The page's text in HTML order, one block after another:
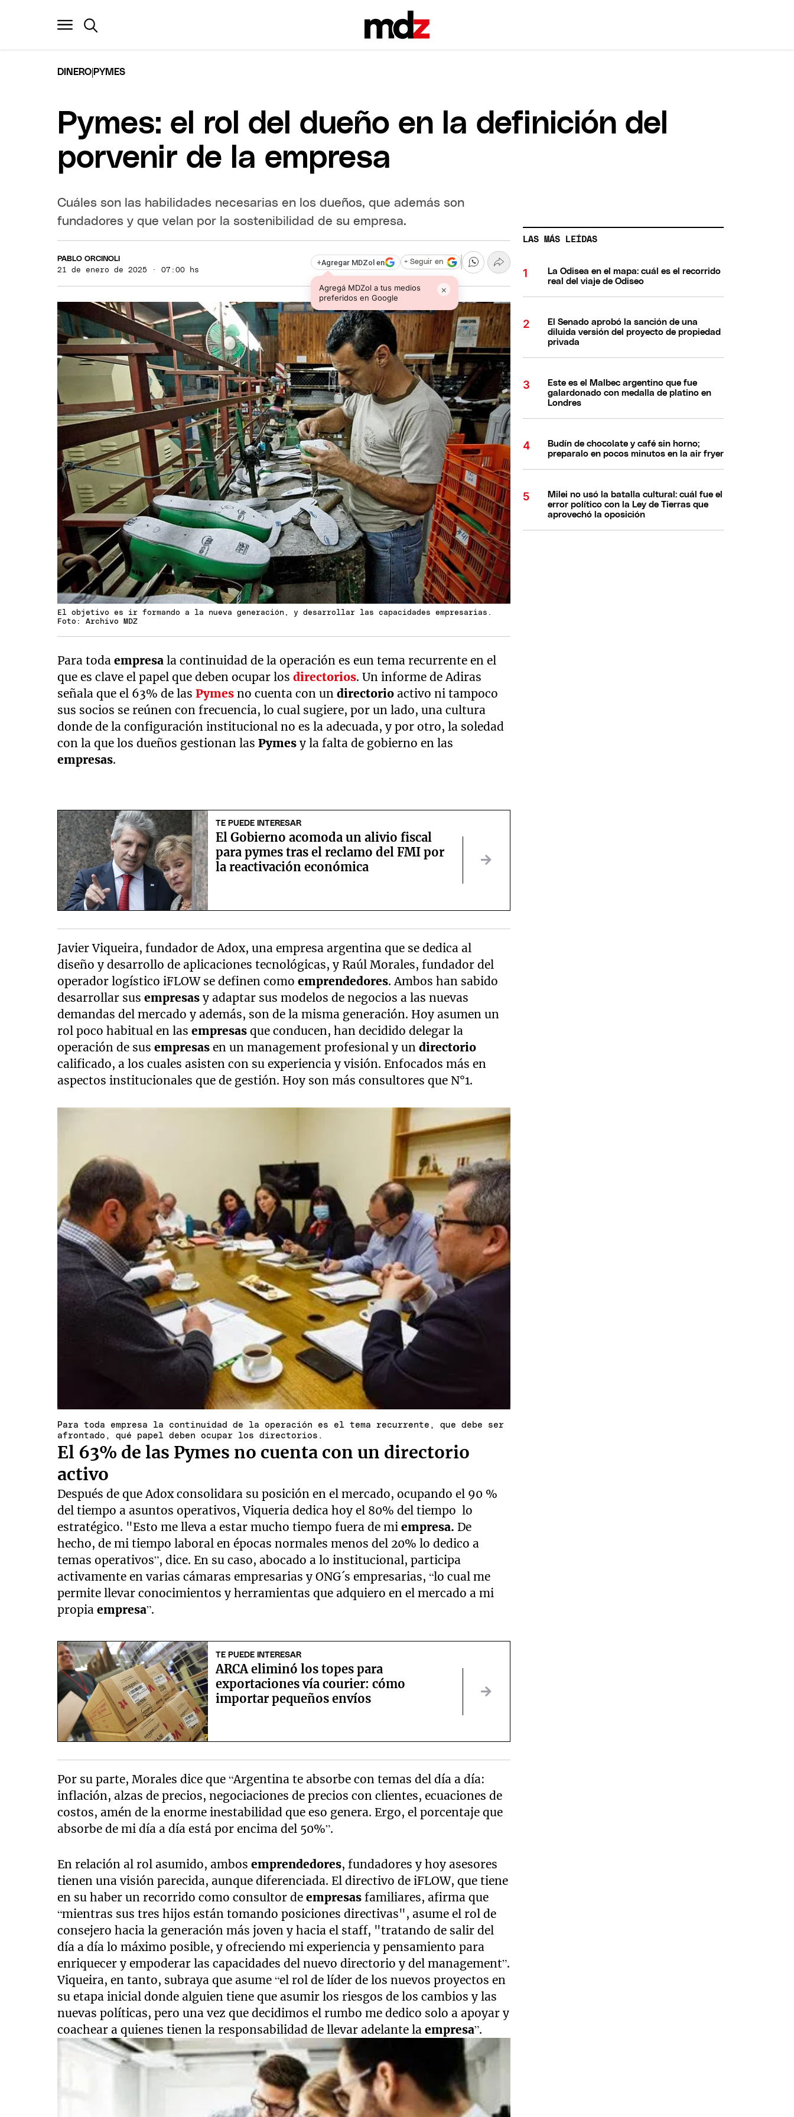
DINERO PYMES
Pymes: el rol del dueño en la definición del
porvenir de la empresa
Cuáles son las habilidades necesarias en los dueños, que además son
fundadores y que velan por la sostenibilidad de su empresa.
PABLO ORCINOLI
21 de enero de 2025 · 07:00 hs
+Agregar MDZol en
Agregá MDZol a tus medios
preferidos en Google
×
+ Seguir en
El objetivo es ir formando a la nueva generación, y desarrollar las capacidades empresarias.
Foto: Archivo MDZ
Para todaempresala continuidad de la operación es eun tema recurrente en el
que es clave el papel que deben ocupar losdirectorios. Un informe de Adiras
señala que el 63% de lasPymes no cuenta con undirectorioactivo ni tampoco
sus socios se reúnen con frecuencia, lo cual sugiere, por un lado, una cultura
donde de la configuración institucional no es la adecuada, y por otro, la soledad
con la que los dueños gestionan lasPymesy la falta de gobierno en las
empresas.
TE PUEDE INTERESAR
El Gobierno acomoda un alivio fiscal
para pymes tras el reclamo del FMI por
la reactivación económica
Javier Viqueira, fundador de Adox, una empresa argentina que se dedica al
diseño y desarrollo de aplicaciones tecnológicas, y Raúl Morales, fundador del
operador logístico iFLOW se definen comoemprendedores. Ambos han sabido
desarrollar susempresasy adaptar sus modelos de negocios a las nuevas
demandas del mercado y además, son de la misma generación. Hoy asumen un
rol poco habitual en lasempresasque conducen, han decidido delegar la
operación de susempresasen un management profesional y undirectorio
calificado, a los cuales asisten con su experiencia y visión. Enfocados más en
aspectos institucionales que de gestión. Hoy son más consultores que N°1.
Para toda empresa la continuidad de la operación es el tema recurrente, que debe ser
afrontado, qué papel deben ocupar los directorios.
El 63% de las Pymes no cuenta con un directorio
activo
Después de que Adox consolidara su posición en el mercado, ocupando el 90 %
del tiempo a asuntos operativos, Viqueria dedica hoy el 80% del tiempo lo
estratégico. "Esto me lleva a estar mucho tiempo fuera de miempresa. De
hecho, de mi tiempo laboral en épocas normales menos del 20% lo dedico a
temas operativos”, dice. En su caso, abocado a lo institucional, participa
activamente en varias cámaras empresarias y ONG´s empresarias, “lo cual me
permite llevar conocimientos y herramientas que adquiero en el mercado a mi
propiaempresa”.
TE PUEDE INTERESAR
ARCA eliminó los topes para
exportaciones vía courier: cómo
importar pequeños envíos
Por su parte, Morales dice que “Argentina te absorbe con temas del día a día:
inflación, alzas de precios, negociaciones de precios con clientes, ecuaciones de
costos, amén de la enorme inestabilidad que eso genera. Ergo, el porcentaje que
absorbe de mi día a día está por encima del 50%”.
En relación al rol asumido, ambosemprendedores, fundadores y hoy asesores
tienen una visión parecida, aunque diferenciada. El directivo de iFLOW, que tiene
en su haber un recorrido como consultor deempresasfamiliares, afirma que
“mientras sus tres hijos están tomando posiciones directivas", asume el rol de
consejero hacia la generación más joven y hacia el staff, "tratando de salir del
día a día lo máximo posible, y ofreciendo mi experiencia y pensamiento para
enriquecer y empoderar las capacidades del nuevo directorio y del management”.
Viqueira, en tanto, subraya que asume “el rol de líder de los nuevos proyectos en
su etapa inicial donde alguien tiene que asumir los riesgos de los cambios y las
nuevas políticas, pero una vez que decidimos el rumbo me dedico solo a apoyar y
coachear a quienes tienen la responsabilidad de llevar adelante laempresa”.
LAS MÁS LEÍDAS
La Odisea en el mapa: cuál es el recorrido
real del viaje de Odiseo
El Senado aprobó la sanción de una
diluida versión del proyecto de propiedad
privada
Este es el Malbec argentino que fue
galardonado con medalla de platino en
Londres
Budín de chocolate y café sin horno;
preparalo en pocos minutos en la air fryer
Milei no usó la batalla cultural: cuál fue el
error político con la Ley de Tierras que
aprovechó la oposición